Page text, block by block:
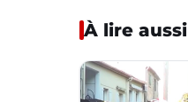
À lire aussi